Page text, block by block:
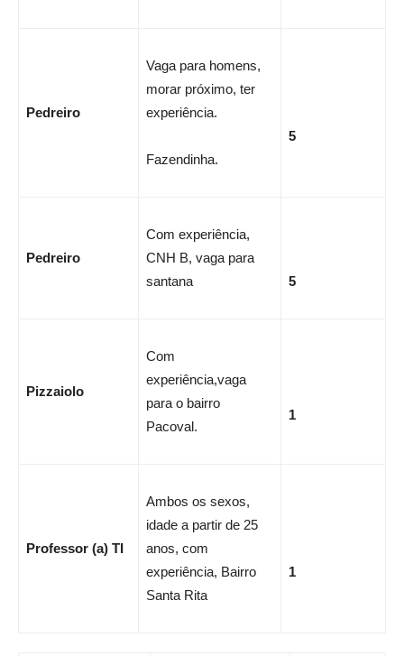
Pedreiro
Vaga para homens,
morar próximo, ter
experiência.
Fazendinha.
5
Pedreiro
Com experiência,
CNH B, vaga para
santana
5
Pizzaiolo
Com
experiência,vaga
para o bairro
Pacoval.
1
Professor (a) TI
Ambos os sexos,
idade a partir de 25
anos, com
experiência, Bairro
Santa Rita
1